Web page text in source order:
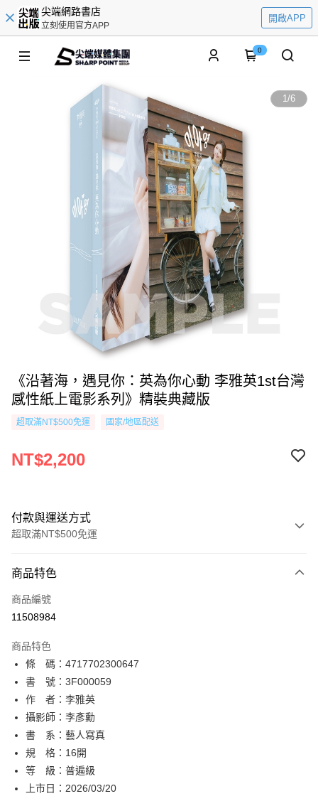
尖端網路書店
立刻使用官方APP
開啟APP
0
1/6
《沿著海，遇見你：英為你心動 李雅英1st台灣
感性紙上電影系列》精裝典藏版
超取滿NT$500免運 國家/地區配送
NT$2,200
付款與運送方式
超取滿NT$500免運
信用卡一次付款
超商取貨付款
相關說明
【關於「AFTEE先享後付」】
AFTEE先享後付是「在收到商品之後才付款」的支付方式。 讓您購物簡單
便利好安心！
１．簡單：不需註冊會員、不需綁卡、不需儲值。
２．便利：只要手機號碼，簡訊認證，即可結帳。
３．安心：先確認商品／服務後，再付款。
【「AFTEE先享後付」結帳流程】
１．於結帳方式選擇「AFTEE先享後付」後，將跳轉至「AFTEE先享後付」
結帳頁面，進行簡訊認證並確認金額後，即可完成結帳。
２．訂單成立數日內，您將收到繳費通知簡訊。
ATM付款
運送方式
全家取貨付款
每筆NT$80，滿NT$500(含以上)免運費
付款後全家取貨
商品特色
商品編號
11508984
商品特色
條 碼：4717702300647
書 號：3F000059
作 者：李雅英
攝影師：李彥勳
書 系：藝人寫真
規 格：16開
等 級：普遍級
上市日：2026/03/20